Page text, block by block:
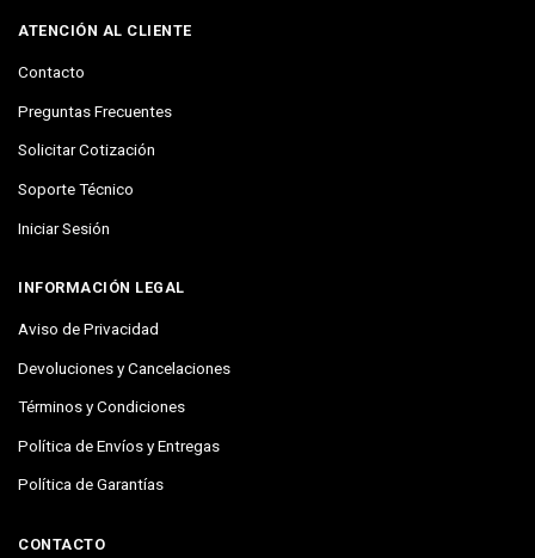
ATENCIÓN AL CLIENTE
Contacto
Preguntas Frecuentes
Solicitar Cotización
Soporte Técnico
Iniciar Sesión
INFORMACIÓN LEGAL
Aviso de Privacidad
Devoluciones y Cancelaciones
Términos y Condiciones
Política de Envíos y Entregas
Política de Garantías
CONTACTO